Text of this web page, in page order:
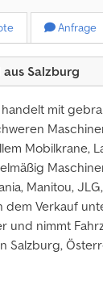
Anfrage
aus Salzburg
handelt mit
Mobilkrane,
Manitou,
dem Verkauf
und nimmt
Salzburg,